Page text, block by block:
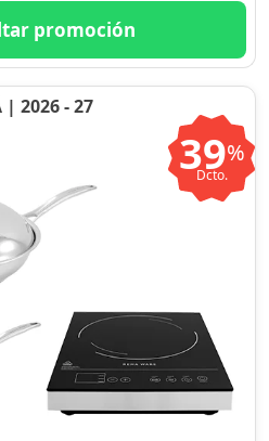
promoción
| 2026 - 27
39%
Dcto.